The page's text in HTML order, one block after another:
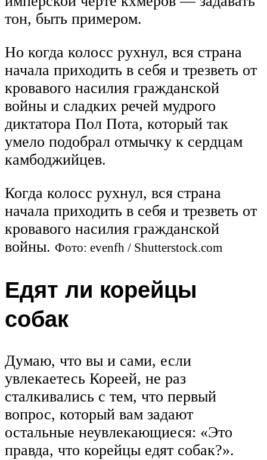
тон, быть примером.
Но когда колосс рухнул, вся страна
начала приходить в себя и трезветь от
кровавого насилия гражданской
войны и сладких речей мудрого
диктатора Пол Пота, который так
умело подобрал отмычку к сердцам
камбоджийцев.
Когда колосс рухнул, вся страна
начала приходить в себя и трезветь от
кровавого насилия гражданской
войны. Фото: evenfh / Shutterstock.com
Едят ли корейцы
собак
Думаю, что вы и сами, если
увлекаетесь Кореей, не раз
сталкивались с тем, что первый
вопрос, который вам задают
остальные неувлекающиеся: «Это
правда, что корейцы едят собак?».